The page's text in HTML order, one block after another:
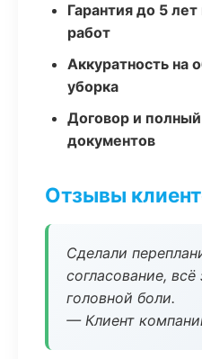
Гарантия до 5
работ
Аккуратность на
уборка
Договор и
документов
Отзывы
Сделали
согласование,
головной боли.
— Клиент